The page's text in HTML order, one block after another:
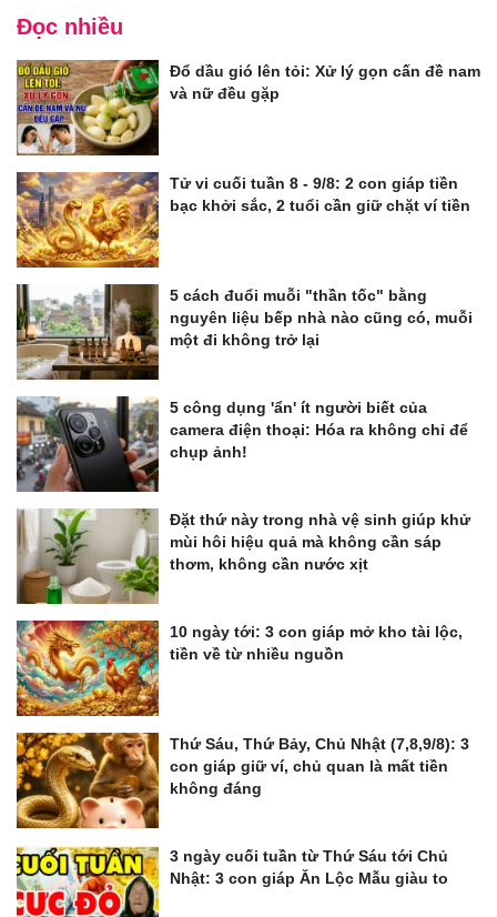
Đọc nhiều
Đổ dầu gió lên tỏi: Xử lý gọn cấn đề nam
và nữ đều gặp
Tử vi cuối tuần 8 - 9/8: 2 con giáp tiền
bạc khởi sắc, 2 tuổi cần giữ chặt ví tiền
5 cách đuổi muỗi "thần tốc" bằng
nguyên liệu bếp nhà nào cũng có, muỗi
một đi không trở lại
5 công dụng 'ẩn' ít người biết của
camera điện thoại: Hóa ra không chỉ để
chụp ảnh!
Đặt thứ này trong nhà vệ sinh giúp khử
mùi hôi hiệu quả mà không cần sáp
thơm, không cần nước xịt
10 ngày tới: 3 con giáp mở kho tài lộc,
tiền về từ nhiều nguồn
Thứ Sáu, Thứ Bảy, Chủ Nhật (7,8,9/8): 3
con giáp giữ ví, chủ quan là mất tiền
không đáng
3 ngày cuối tuần từ Thứ Sáu tới Chủ
Nhật: 3 con giáp Ăn Lộc Mẫu giàu to